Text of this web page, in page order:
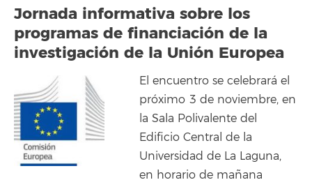
Jornada informativa sobre los
programas de financiación de la
investigación de la Unión Europea
El encuentro se celebrará el
próximo 3 de noviembre, en
la Sala Polivalente del
Edificio Central de la
Universidad de La Laguna,
en horario de mañana